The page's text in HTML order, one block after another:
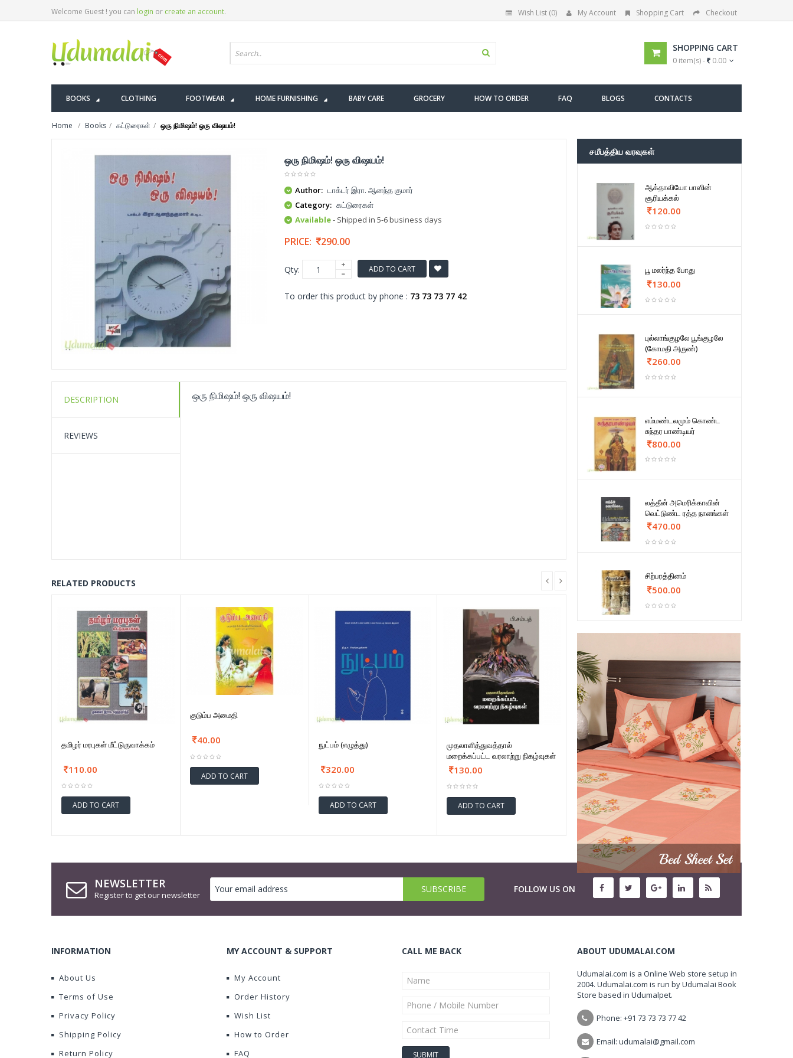
Welcome Guest ! you can login or create an account. Wish List (0) My Account Shopping Cart Checkout
SHOPPING CART
0 item(s) - 0.00
BOOKS CLOTHING FOOTWEAR HOME FURNISHING BABY CARE GROCERY HOW TO ORDER FAQ BLOGS CONTACTS
Home Books கட்டுரைகள் ஒரு நிமிஷம்! ஒரு விஷயம்!
ஒரு நிமிஷம்! ஒரு விஷயம்!
Author: டாக்டர் இரா. ஆனந்த குமார்
Category: கட்டுரைகள்
Available- Shipped in 5-6 business days
PRICE: 290.00
Qty: ADD TO CART
To order this product by phone : 73 73 73 77 42
DESCRIPTION
REVIEWS
ஒரு நிமிஷம்! ஒரு விஷயம்!
RELATED PRODUCTS
தமிழர் மரபுகள் மீட்டுருவாக்கம்
110.00
ADD TO CART
குடும்ப அமைதி
40.00
ADD TO CART
நுட்பம் (எழுத்து)
320.00
ADD TO CART
முதலாளித்துவத்தால்
மறைக்கப்பட்ட வரலாற்று நிகழ்வுகள்
130.00
ADD TO CART
சமீபத்திய வரவுகள்
ஆக்தாவியோ பாஸின்
சூரியக்கல்
120.00
பூ மலர்ந்த போது
130.00
புல்லாங்குழலே பூங்குழலே
(கோமதி அருண்)
260.00
எம்மண்டலமும் கொண்ட
சுந்தர பாண்டியர்
800.00
லத்தீன் அமெரிக்காவின்
வெட்டுண்ட ரத்த நாளங்கள்
470.00
சிற்பரத்தினம்
500.00
NEWSLETTER
Register to get our newsletter
FOLLOW US ON
INFORMATION
About Us
Terms of Use
Privacy Policy
Shipping Policy
Return Policy
MY ACCOUNT & SUPPORT
My Account
Order History
Wish List
How to Order
FAQ
CALL ME BACK ABOUT UDUMALAI.COM
Udumalai.com is a Online Web store setup in
2004. Udumalai.com is run by Udumalai Book
Store based in Udumalpet.
Phone: +91 73 73 73 77 42
Email: udumalai@gmail.com